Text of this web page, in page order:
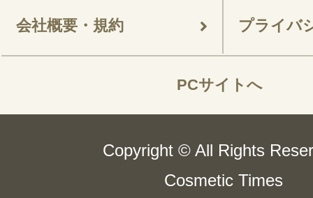
会社概要・規約 プライバ
PCサイトへ
Copyright © All Rights
Cosmetic Times